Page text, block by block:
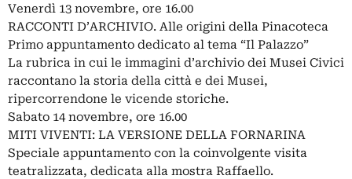
Venerdì 13 novembre, ore 16.00
RACCONTI D’ARCHIVIO. Alle origini della Pinacoteca
Primo appuntamento dedicato al tema “Il Palazzo”
La rubrica in cui le immagini d’archivio dei Musei Civici
raccontano la storia della città e dei Musei,
ripercorrendone le vicende storiche.
Sabato 14 novembre, ore 16.00
MITI VIVENTI: LA VERSIONE DELLA FORNARINA
Speciale appuntamento con la coinvolgente visita
teatralizzata, dedicata alla mostra Raffaello.